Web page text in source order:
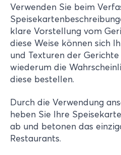
Verwenden Sie beim
klare Vorstellung vom
diese Weise können sich
und Texturen der
wiederum die
diese bestellen.
Durch die Verwendung
heben Sie Ihre
ab und betonen das
Restaurants.